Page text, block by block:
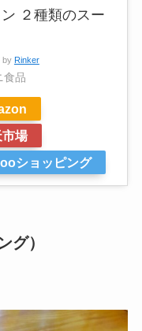
２種類のスー
by Rinker
食品
場
ショッピング
グ）